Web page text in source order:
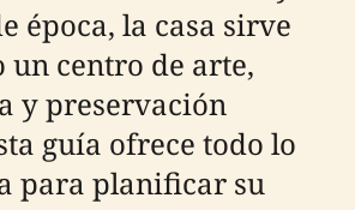
época, la casa sirve
un centro de arte,
y preservación
guía ofrece todo lo
para planificar su